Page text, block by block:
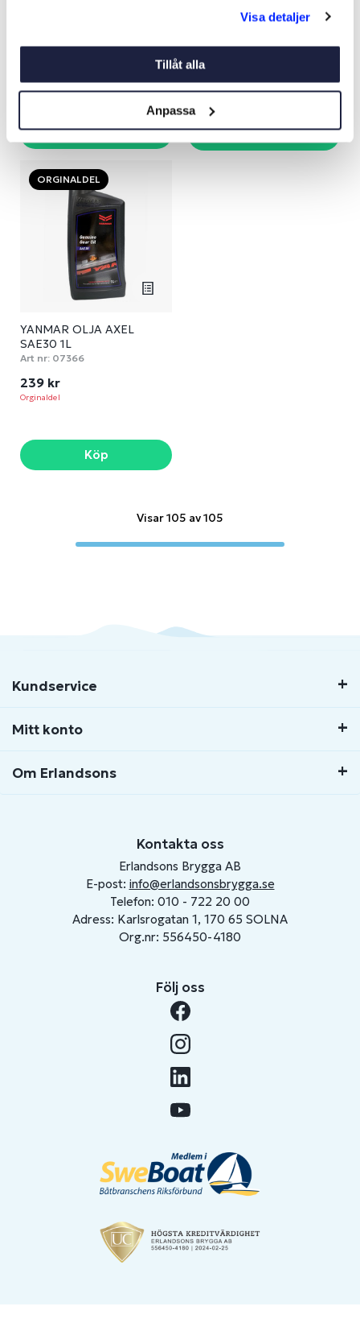
Visa detaljer
Tillåt alla
Anpassa
Köp
Från 195 kr
Se varianter
ORGINALDEL
YANMAR OLJA AXEL
SAE30 1L
Art nr: 07366
239 kr
Orginaldel
Köp
Visar 105 av 105
Kundservice
Mitt konto
Om Erlandsons
Kontakta oss
Erlandsons Brygga AB
E-post: info@erlandsonsbrygga.se
Telefon: 010 - 722 20 00
Adress: Karlsrogatan 1, 170 65 SOLNA
Org.nr: 556450-4180
Följ oss